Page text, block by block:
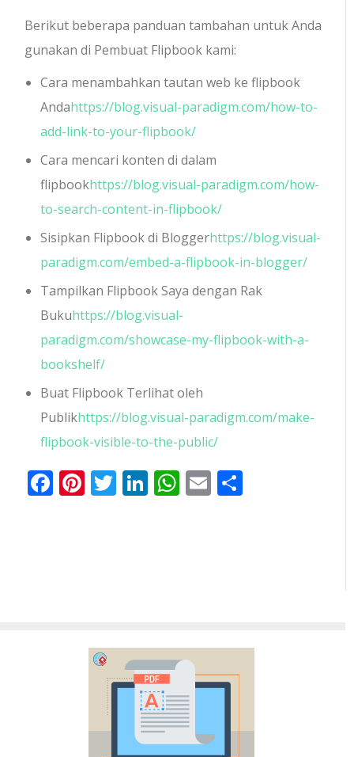
Berikut beberapa panduan tambahan untuk Anda
gunakan di Pembuat Flipbook kami:
Cara menambahkan tautan web ke flipbook
Andahttps://blog.visual-paradigm.com/how-to-
add-link-to-your-flipbook/
Cara mencari konten di dalam
flipbookhttps://blog.visual-paradigm.com/how-
to-search-content-in-flipbook/
Sisipkan Flipbook di Bloggerhttps://blog.visual-
paradigm.com/embed-a-flipbook-in-blogger/
Tampilkan Flipbook Saya dengan Rak
Bukuhttps://blog.visual-
paradigm.com/showcase-my-flipbook-with-a-
bookshelf/
Buat Flipbook Terlihat oleh
Publikhttps://blog.visual-paradigm.com/make-
flipbook-visible-to-the-public/
Facebook
Pinterest
Twitter
LinkedIn
WhatsApp
Email